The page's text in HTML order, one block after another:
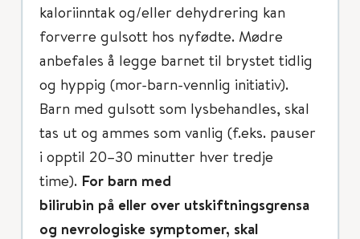
kaloriinntak og/eller dehydrering kan
forverre gulsott hos nyfødte. Mødre
anbefales å legge barnet til brystet tidlig
og hyppig (mor-barn-vennlig initiativ).
Barn med gulsott som lysbehandles, skal
tas ut og ammes som vanlig (f.eks. pauser
i opptil 20–30 minutter hver tredje
time). For barn med
bilirubin på eller over utskiftningsgrensa
og nevrologiske symptomer, skal